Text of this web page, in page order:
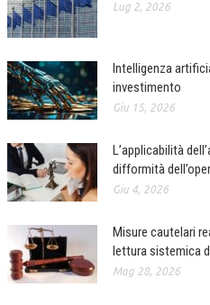
INVITI E PROMOZIONI
Lug 2, 2026
Intelligenza
investimento
Giu 15, 2026
L’applicabilità
difformità
Giu 4, 2026
Misure cautelari
lettura sistemica
Mag 28, 2026